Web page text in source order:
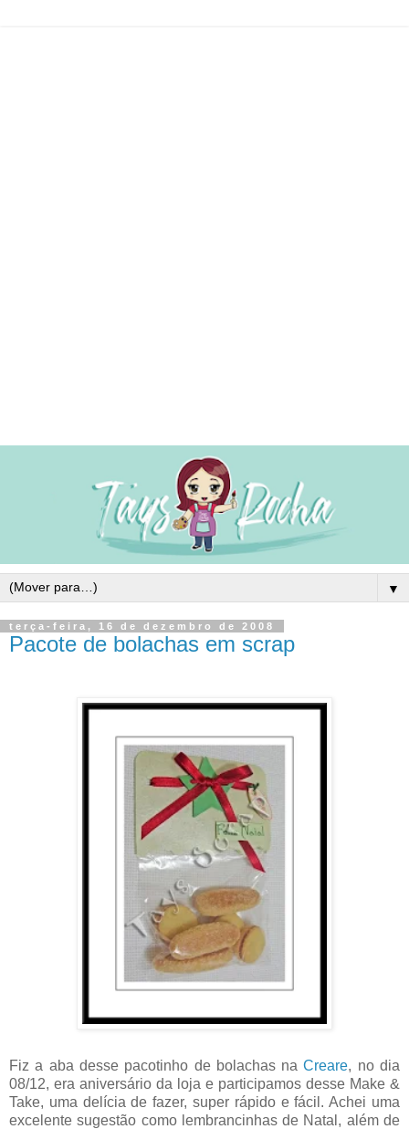
▼
terça-feira, 16 de dezembro de 2008
Pacote de bolachas em scrap
Fiz a aba desse pacotinho de bolachas naCreare, no dia
08/12, era aniversário da loja e participamos desse Make &
Take, uma delícia de fazer, super rápido e fácil. Achei uma
excelente sugestão como lembrancinhas de Natal, além de